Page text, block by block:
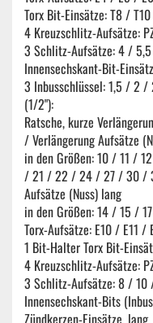
Torx Bit-Einsätze: T8 /
4 Kreuzschlitz-Aufsätze:
3 Schlitz-Aufsätze: 4 /
Innensechskant-Bit-
3 Inbusschlüssel: 1,5 / 2 /
(1/2"):
Ratsche, kurze
/ Verlängerung Aufsätze
in den Größen: 10 / 11 /
/ 21 / 22 / 24 / 27 / 30 /
Aufsätze (Nuss) lang
in den Größen: 14 / 15 /
Torx-Aufsätze: E10 / E11
1 Bit-Halter Torx Bit-
4 Kreuzschlitz-Aufsätze:
3 Schlitz-Aufsätze: 8 / 10
Innensechskant-Bits